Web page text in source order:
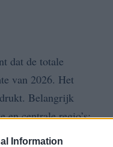
Information
dat de totale
van 2026. Het
Belangrijk
en centrale regio’s: